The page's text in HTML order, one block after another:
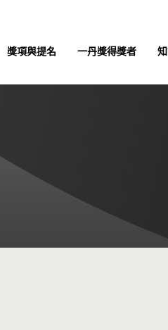
獎項與提名 一丹獎得獎者